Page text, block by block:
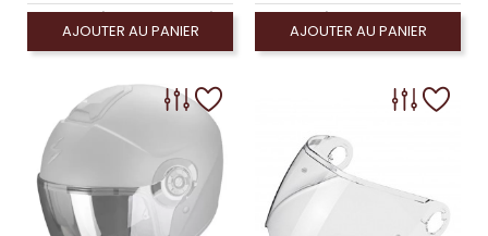
homologué), Ecran Jaune (non homologué)
(homologué), Visiére homologuée (ECE-2206)
AJOUTER AU PANIER
Écran claire (homologué), Visiére homologuée
Coloré (non homologué), Écran miroir or (non
AJOUTER AU PANIER